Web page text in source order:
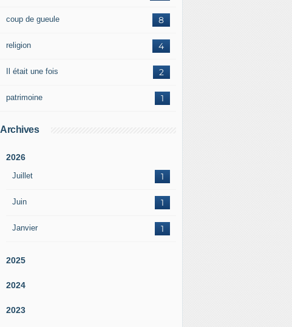
8
coup de gueule
4
religion
2
Il était une fois
1
patrimoine
Archives
2026
Juillet 1
Juin 1
Janvier 1
2025
2024
2023